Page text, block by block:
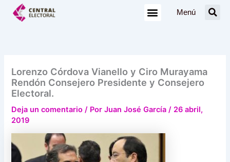
Menú
Lorenzo Córdova Vianello y Ciro Murayama
Rendón Consejero Presidente y Consejero
Electoral.
Deja un comentario / PorJuan José García/ 26 abril,
2019